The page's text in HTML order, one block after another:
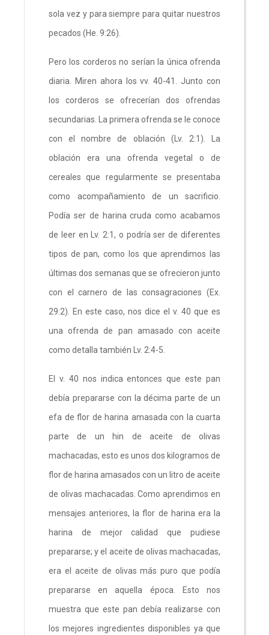
sola vez y para siempre para quitar nuestros
pecados (He. 9:26).
Pero los corderos no serían la única ofrenda
diaria. Miren ahora los vv. 40-41. Junto con
los corderos se ofrecerían dos ofrendas
secundarias. La primera ofrenda se le conoce
con el nombre de oblación (Lv. 2:1). La
oblación era una ofrenda vegetal o de
cereales que regularmente se presentaba
como acompañamiento de un sacrificio.
Podía ser de harina cruda como acabamos
de leer en Lv. 2:1, o podría ser de diferentes
tipos de pan, como los que aprendimos las
últimas dos semanas que se ofrecieron junto
con el carnero de las consagraciones (Ex.
29:2). En este caso, nos dice el v. 40 que es
una ofrenda de pan amasado con aceite
como detalla también Lv. 2:4-5.
El v. 40 nos indica entonces que este pan
debía prepararse con la décima parte de un
efa de flor de harina amasada con la cuarta
parte de un hin de aceite de olivas
machacadas, esto es unos dos kilogramos de
flor de harina amasados con un litro de aceite
de olivas machacadas. Como aprendimos en
mensajes anteriores, la flor de harina era la
harina de mejor calidad que pudiese
prepararse; y el aceite de olivas machacadas,
era el aceite de olivas más puro que podía
prepararse en aquella época. Esto nos
muestra que este pan debía realizarse con
los mejores ingredientes disponibles ya que